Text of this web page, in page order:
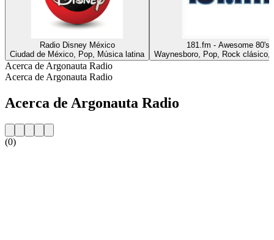
Radio Disney México
Ciudad de México, Pop, Música latina
181.fm - Awesome 80's
Waynesboro, Pop, Rock clásico,
Acerca de Argonauta Radio
Acerca de Argonauta Radio
Acerca de Argonauta Radio
(0)